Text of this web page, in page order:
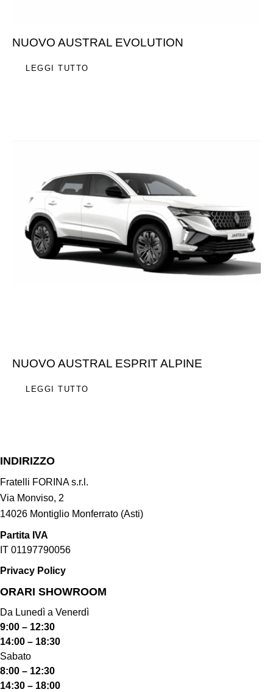
NUOVO AUSTRAL EVOLUTION
LEGGI TUTTO
NUOVO AUSTRAL ESPRIT ALPINE
LEGGI TUTTO
INDIRIZZO
Fratelli FORINA s.r.l.
Via Monviso, 2
14026 Montiglio Monferrato (Asti)
Partita IVA
IT 01197790056
Privacy Policy
ORARI SHOWROOM​
Da Lunedì a Venerdì
9:00 – 12:30
14:00 – 18:30
Sabato
8:00 – 12:30
14:30 – 18:00